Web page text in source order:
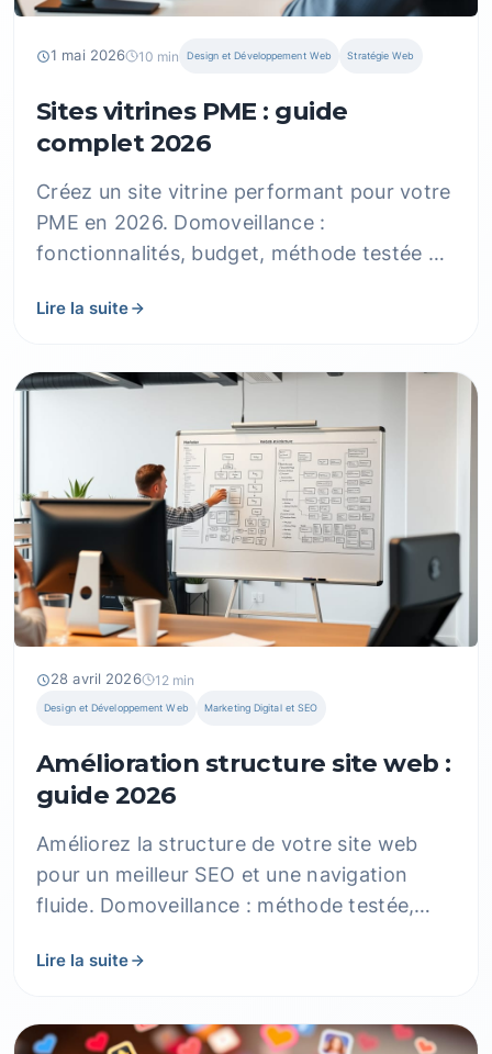
1 mai 2026 10 min Design et Développement Web Stratégie Web
Sites vitrines PME : guide
complet 2026
Créez un site vitrine performant pour votre
PME en 2026. Domoveillance :
fonctionnalités, budget, méthode testée et
Lire la suite
28 avril 2026 12 min
Design et Développement Web Marketing Digital et SEO
Amélioration structure site web :
guide 2026
Améliorez la structure de votre site web
pour un meilleur SEO et une navigation
fluide. Domoveillance : méthode testée,
Lire la suite